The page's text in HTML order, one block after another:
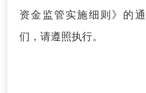
资金监管实施细则》的
们，请遵照执行。